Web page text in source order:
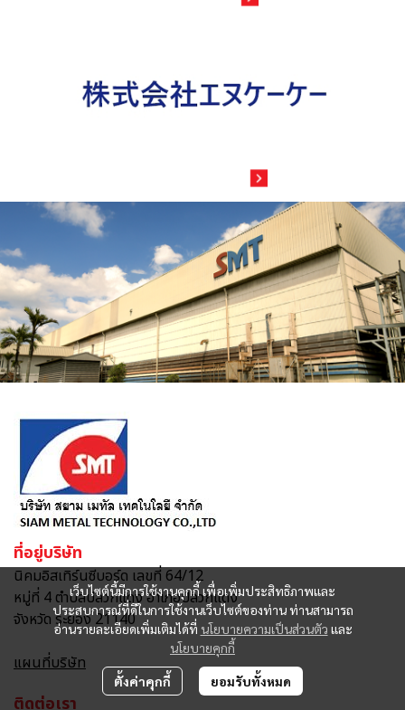
เว็บไซต์นี้มีการใช้งานคุกกี้ เพื่อเพิ่มประสิทธิภาพและ
ประสบการณ์ที่ดีในการใช้งานเว็บไซต์ของท่าน ท่านสามารถ
อ่านรายละเอียดเพิ่มเติมได้ที่ นโยบายความเป็นส่วนตัว และ
นโยบายคุกกี้
ตั้งค่าคุกกี้ ยอมรับทั้งหมด
ที่อยู่บริษัท
นิคมอิสเทิร์นซีบอร์ด เลขที่ 64/12
หมู่ที่ 4 ตำบลปลวกแดง อำเภอปลวกแดง
จังหวัด ระยอง 21140
แผนที่บริษัท
ติดต่อเรา